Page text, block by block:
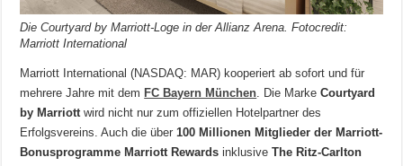
Die Courtyard by Marriott-Loge in der Allianz Arena. Fotocredit:
Marriott International
Marriott International (NASDAQ: MAR) kooperiert ab sofort und für
mehrere Jahre mit dem FC Bayern München. Die MarkeCourtyard
by Marriottwird nicht nur zum offiziellen Hotelpartner des
Erfolgsvereins. Auch die über100 Millionen Mitglieder der Marriott-
Bonusprogramme Marriott Rewards inklusiveThe Ritz-Carlton